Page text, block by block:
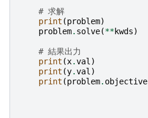
# 求解
print (problem)
problem. solve(**kwds)
# 結果出力
print (x.val )
print (y.val )
print (problem. objective